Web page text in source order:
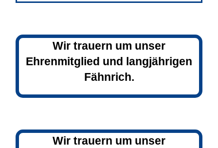
Wir trauern um unser
Ehrenmitglied und langjährigen
Fähnrich.
Wir trauern um unser